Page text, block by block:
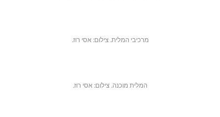
מרכיבי המלית. צילום: אסי רוז.
המלית מוכנה. צילום: אסי רוז.